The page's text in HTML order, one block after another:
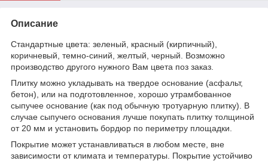
Описание
Стандартные цвета: зеленый, красный (кирпичный),
коричневый, темно-синий, желтый, черный. Возможно
производство другого нужного Вам цвета поз заказ.
Плитку можно укладывать на твердое основание (асфальт,
бетон), или на подготовленное, хорошо утрамбованное
сыпучее основание (как под обычную тротуарную плитку). В
случае сыпучего основания лучше покупать плитку толщиной
от 20 мм и установить бордюр по периметру площадки.
Покрытие может устанавливаться в любом месте, вне
зависимости от климата и температуры. Покрытие устойчиво